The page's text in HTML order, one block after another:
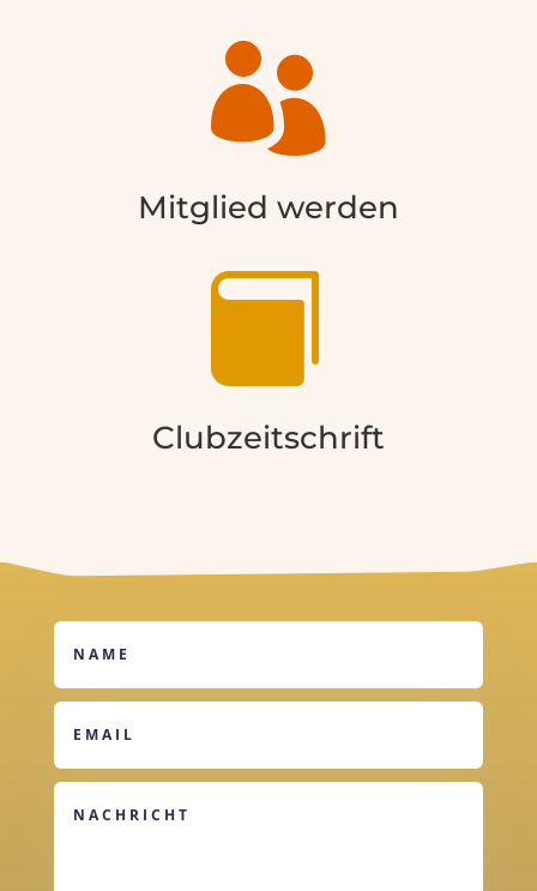

Mitglied werden

Clubzeitschrift